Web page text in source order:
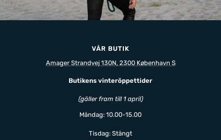
VÅR BUTIK
Amager Strandvej 130N, 2300 København S
Butikens vinteröppettider
(gäller fram till 1 april)
Måndag: 10.00-15.00
Tisdag: Stängt